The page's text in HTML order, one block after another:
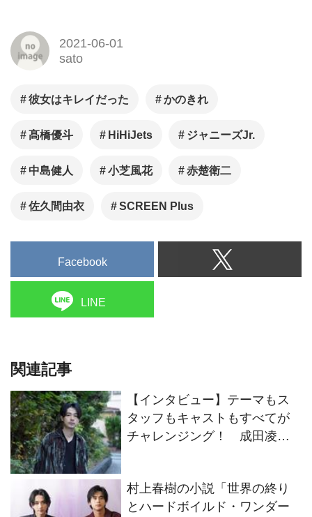
2021-06-01
sato
彼女はキレイだった かのきれ
髙橋優斗 HiHiJets ジャニーズJr.
中島健人 小芝風花 赤楚衛二
佐久間由衣 SCREEN Plus
Facebook
LINE
関連記事
【インタビュー】テーマもス
タッフもキャストもすべてが
チャレンジング！ 成田凌が
村上春樹の小説「世界の終り
とハードボイルド・ワンダー